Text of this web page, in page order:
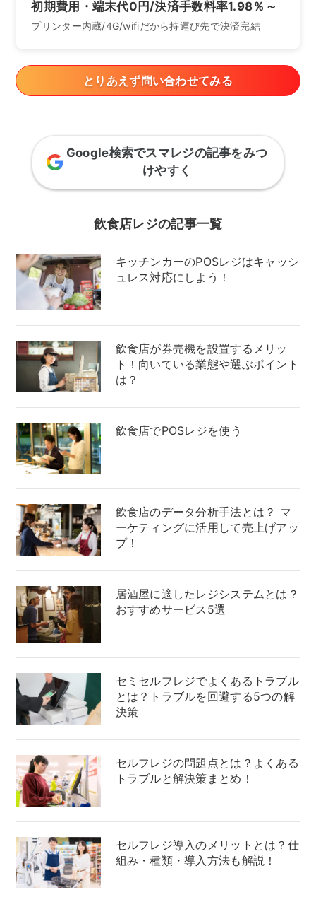
初期費用・端末代0円/決済手数料率1.98％～
プリンター内蔵/4G/wifiだから持運び先で決済完結
とりあえず問い合わせてみる
Google検索でスマレジの記事をみつ
けやすく
飲食店レジの記事一覧
キッチンカーのPOSレジはキャッシ
ュレス対応にしよう！
飲食店が券売機を設置するメリッ
ト！向いている業態や選ぶポイント
は？
飲食店でPOSレジを使う
飲食店のデータ分析手法とは？ マ
ーケティングに活用して売上げアッ
プ！
居酒屋に適したレジシステムとは？
おすすめサービス5選
セミセルフレジでよくあるトラブル
とは？トラブルを回避する5つの解
決策
セルフレジの問題点とは？よくある
トラブルと解決策まとめ！
セルフレジ導入のメリットとは？仕
組み・種類・導入方法も解説！